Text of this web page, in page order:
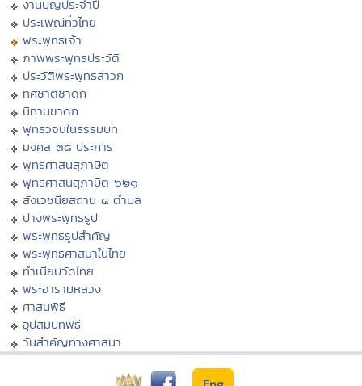
งานบุญประจำปี
ประเพณีทั่วไทย
พระพุทธเจ้า
ภาพพระพุทธประวัติ
ประวัติพระพุทธสาวก
ทศชาติชาดก
นิทานชาดก
พุทธวจนในธรรมบท
มงคล ๓๘ ประการ
พุทธศาสนสุภาษิต
พุทธศาสนสุภาษิต ๖๒๑
สังเวชนียสถาน ๔ ตำบล
ปางพระพุทธรูป
พระพุทธรูปสำคัญ
พระพุทธศาสนาในไทย
ทำเนียบวัดไทย
พระอารามหลวง
ศาสนพิธี
อุปสมบทพิธี
วันสำคัญทางศาสนา